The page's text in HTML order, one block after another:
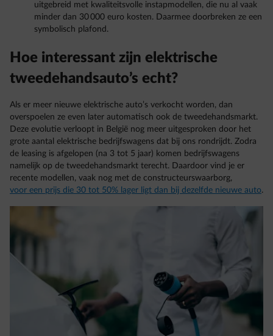
uitgebreid met kwaliteitsvolle instapmodellen, die nu al vaak
minder dan 30 000 euro kosten. Daarmee doorbreken ze een
symbolisch plafond.
Hoe interessant zijn elektrische
tweedehandsauto’s echt?
Als er meer nieuwe elektrische auto’s verkocht worden, dan
overspoelen ze even later automatisch ook de tweedehandsmarkt.
Deze evolutie verloopt in België nog meer uitgesproken door het
grote aantal elektrische bedrijfswagens dat bij ons rondrijdt. Zodra
de leasing is afgelopen (na 3 tot 5 jaar) komen bedrijfswagens
namelijk op de tweedehandsmarkt terecht. Daardoor vind je er
recente modellen, vaak nog met de constructeurswaarborg,
voor een prijs die 30 tot 50% lager ligt dan bij dezelfde nieuwe auto.